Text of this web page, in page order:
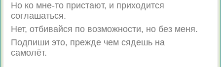
Но ко мне-то пристают, и приходится
соглашаться.
Нет, отбивайся по возможности, но без меня.
Подпиши это, прежде чем сядешь на
самолёт.